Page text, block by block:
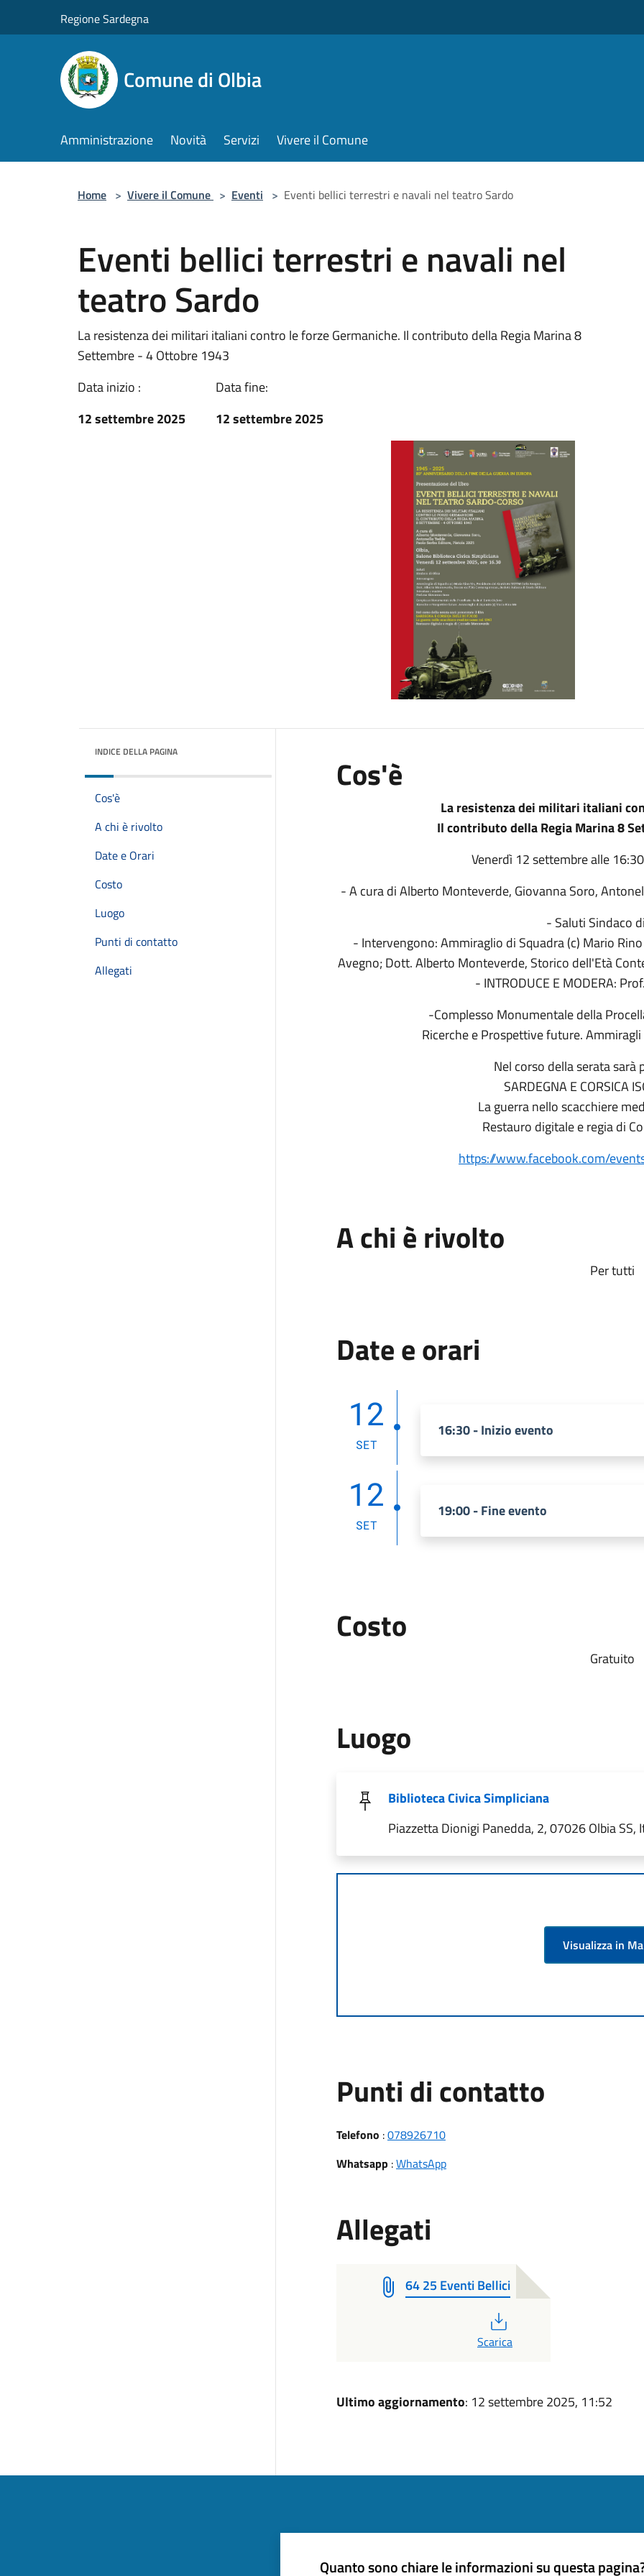
Regione Sardegna
Comune di Olbia
Amministrazione Novità Servizi Vivere il Comune
Home > Vivere il Comune > Eventi > Eventi bellici terrestri e navali nel teatro Sardo
Eventi bellici terrestri e navali nel
teatro Sardo
La resistenza dei militari italiani contro le forze Germaniche. Il contributo della Regia Marina 8
Settembre - 4 Ottobre 1943
Data inizio :
12 settembre 2025
Data fine:
12 settembre 2025
INDICE DELLA PAGINA
Cos'è
A chi è rivolto
Date e Orari
Costo
Luogo
Punti di contatto
Allegati
Cos'è
La resistenza dei militari italiani
Il contributo della Regia Marina 8
Venerdì 12 settembre alle
- A cura di Alberto Monteverde, Giovanna Soro,
- Saluti Sindaco
- Intervengono: Ammiraglio di Squadra (c) Mario
Avegno; Dott. Alberto Monteverde, Storico dell'Età
- INTRODUCE E MODERA:
-Complesso Monumentale della
Ricerche e Prospettive future.
Nel corso della serata
SARDEGNA E CORSICA
La guerra nello scacchiere
Restauro digitale e regia di
https://www.facebook.com/
A chi è rivolto
Per tutti
Date e orari
12
SET
16:30 - Inizio evento
12
SET
19:00 - Fine evento
Costo
Gratuito
Luogo
Biblioteca Civica Simpliciana
Piazzetta Dionigi Panedda, 2, 07026 Olbia SS,
Visualizza in
Punti di contatto
Telefono :078926710
Whatsapp :WhatsApp
Allegati
64 25 Eventi Bellici
Scarica
Ultimo aggiornamento: 12 settembre 2025, 11:52
Quanto sono chiare le informazioni su questa